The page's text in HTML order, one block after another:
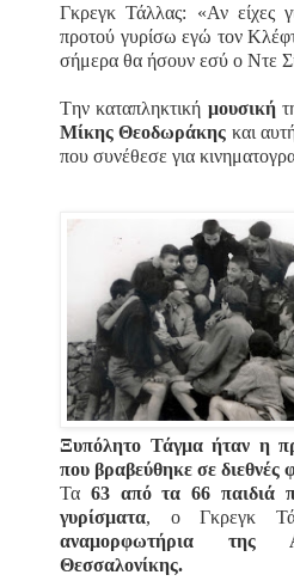
Γκρεγκ Τάλλας: «Αν είχες
προτού γυρίσω εγώ τον
σήμερα θα ήσουν εσύ ο Ντε
Tην καταπληκτική μουσική
Μίκης Θεοδωράκης και
που συνέθεσε για
Ξυπόλητο Τάγμα ήταν η
που βραβεύθηκε σε διεθνές
Τα 63 από τα 66 παιδιά
γυρίσματα, ο Γκρεγκ
αναμορφωτήρια
Θεσσαλονίκης.